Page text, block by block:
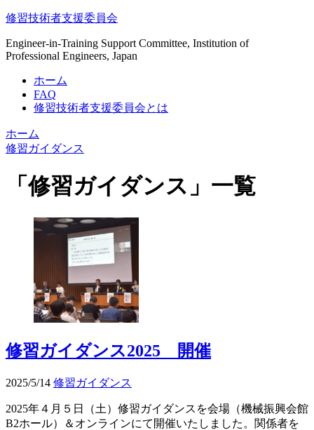
修習技術者支援委員会
Engineer-in-Training Support Committee, Institution of
Professional Engineers, Japan
ホーム
FAQ
修習技術者支援委員会とは
ホーム
修習ガイダンス
「修習ガイダンス 」 一覧
修習ガイダンス2025 開催
2025/5/14 修習ガイダンス
2025年４月５日（土）修習ガイダンスを会場（機械振興会館
B2ホール）＆オンラインにて開催いたしました。関係者を